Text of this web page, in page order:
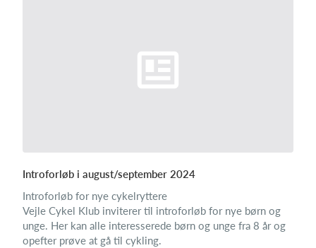
Introforløb i august/september 2024
Introforløb for nye cykelryttere
Vejle Cykel Klub inviterer til introforløb for nye børn og
unge. Her kan alle interesserede børn og unge fra 8 år og
opefter prøve at gå til cykling.